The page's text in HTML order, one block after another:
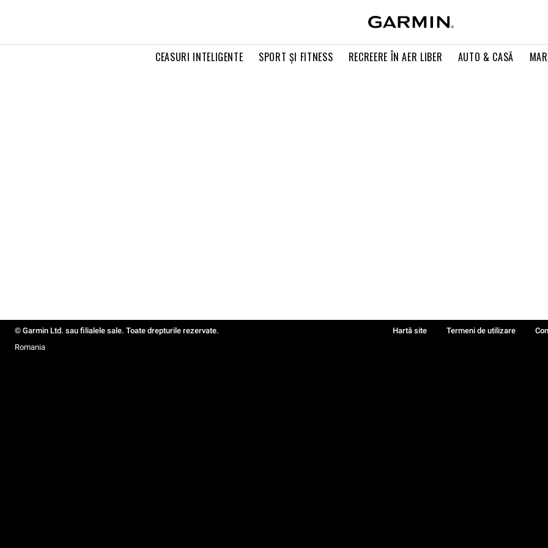
CEASURI INTELIGENTE SPORT ŞI FITNESS RECREERE ÎN AER LIBER AUTO & CASĂ
© Garmin Ltd. sau filialele sale. Toate drepturile rezervate. Hartă site Termeni de utilizare
Romania